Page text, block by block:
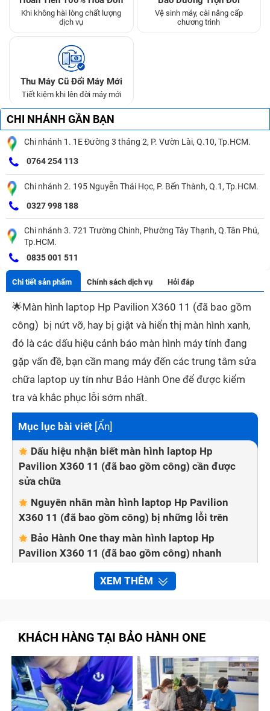
Khi không hài lòng chất lượng
dịch vụ
Vệ sinh máy, cài nâng cấp
chương trình
Thu Máy Cũ Đổi Máy Mới
Tiết kiệm khi lên đời máy mới
CHI NHÁNH GẦN BẠN
Chi nhánh 1. 1E Đường 3 tháng 2, P. Vườn Lài, Q.10, Tp.HCM.
0764 254 113
Chi nhánh 2. 195 Nguyễn Thái Học, P. Bến Thành, Q.1, Tp.HCM.
0327 998 188
Chi nhánh 3. 721 Trường Chinh, Phường Tây Thạnh, Q.Tân Phú,
Tp.HCM.
0835 001 511
Chi tiết sản phẩm Chính sách dịch vụ Hỏi đáp
🌟Màn hình laptop Hp Pavilion X360 11 (đã bao gồm
công) bị nứt vỡ, hay bị giật và hiển thị màn hình xanh,
đó là các dấu hiệu cảnh báo màn hình máy tính đang
gặp vấn đề, bạn cần mang máy đến các trung tâm sửa
chữa laptop uy tín như Bảo Hành One để được kiểm
tra và khắc phục lỗi sớm nhất.
Mục lục bài viết [Ẩn]
Dấu hiệu nhận biết màn hình laptop Hp
Pavilion X360 11 (đã bao gồm công) cần được
sửa chữa
Nguyên nhân màn hình laptop Hp Pavilion
X360 11 (đã bao gồm công) bị những lỗi trên
Bảo Hành One thay màn hình laptop Hp
Pavilion X360 11 (đã bao gồm công) nhanh
Quy trình sửa chữa màn hình Hp Pavilion
Cam kết với khách hàng khi thay, sửa chữa
màn hình laptop Hp Pavilion X360 11 (đã bao gồm
công) tại cửa hàng
Tạm kết
XEM THÊM
KHÁCH HÀNG TẠI BẢO HÀNH ONE